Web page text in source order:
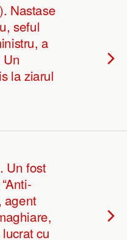
Nastase
seful
a
Un
la ziarul
Un fost
agent
cu